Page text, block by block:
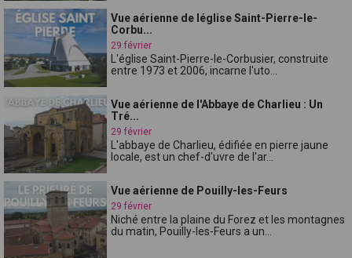
Vue aérienne de léglise Saint-Pierre-le-
Corbu...
29 février
L'église Saint-Pierre-le-Corbusier, construite
entre 1973 et 2006, incarne l'uto...
Vue aérienne de l'Abbaye de Charlieu : Un
Tré...
29 février
L'abbaye de Charlieu, édifiée en pierre jaune
locale, est un chef-d'uvre de l'ar...
Vue aérienne de Pouilly-les-Feurs
29 février
Niché entre la plaine du Forez et les montagnes
du matin, Pouilly-les-Feurs a un...